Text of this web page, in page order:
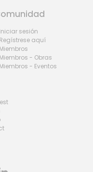
sesión
aquí
- Obras
- Eventos